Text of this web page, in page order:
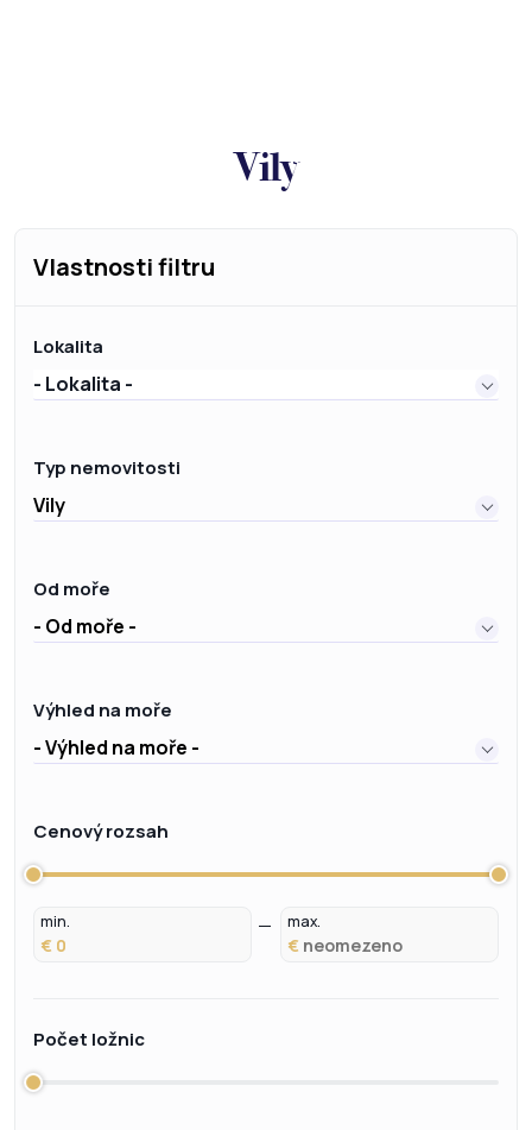
Vily
Vlastnosti filtru
Lokalita
- Lokalita -
Typ nemovitosti
Vily
Od moře
- Od moře -
Výhled na moře
- Výhled na moře -
Cenový rozsah
min.
€
max.
€
Počet ložnic